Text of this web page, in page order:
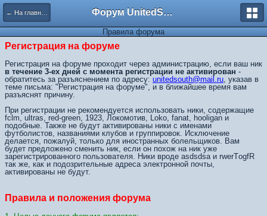
← На главную Форум UnitedSouth
Правила форума
Регистрация на форуме
Регистрация на форуме проходит через администрацию, если ваш ник
в течение 3-ех дней с момента регистрации не активирован -
обратитесь за разъяснением по адресу: unitedsouth@mail.ru, указав в
теме письма: "Регистрация на форуме", и в ближайшее время вам
разъяснят причину.
При регистрации не рекомендуется использовать ники, содержащие
fclm, ultras, red-green, 1923, Локомотив, Loko, fanat, hooligan и
подобные. Также не будут активированы ники с именами
футболистов, названиями клубов и группировок. Исключение
делается, пожалуй, только для иностранных болельщиков. Вам
будет предложено сменить ник, если он похож на ник уже
зарегистрированного пользователя. Ники вроде asdsdsa и rwerTоgfR
так же, как и подозрительные адреса электронной почты,
активированы не будут.
Правила и положения форума